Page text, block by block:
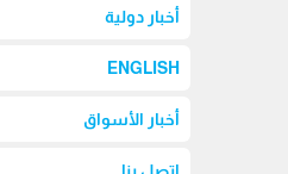
أخبار دولية
ENGLISH
أخبار الأسواق